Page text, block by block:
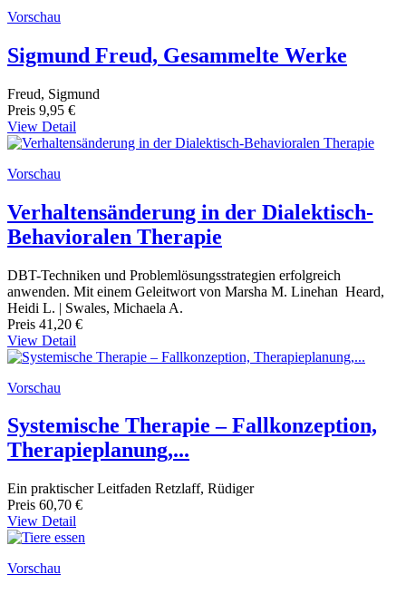
Vorschau
Sigmund Freud, Gesammelte Werke
Freud, Sigmund
Preis 9,95 €
View Detail
Vorschau
Verhaltensänderung in der Dialektisch-
Behavioralen Therapie
DBT-Techniken und Problemlösungsstrategien erfolgreich
anwenden. Mit einem Geleitwort von Marsha M. Linehan Heard,
Heidi L. | Swales, Michaela A.
Preis 41,20 €
View Detail
Vorschau
Systemische Therapie – Fallkonzeption,
Therapieplanung,...
Ein praktischer Leitfaden Retzlaff, Rüdiger
Preis 60,70 €
View Detail
Vorschau